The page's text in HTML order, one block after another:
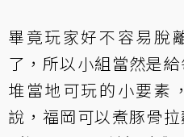
畢竟玩家好不容易脫
了，所以小組當然是
堆當地可玩的小要素
說，福岡可以煮豚骨